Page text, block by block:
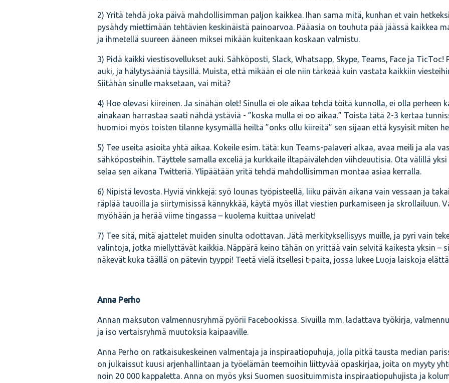
2) Yritä tehdä joka päivä mahdollisimman paljon kaikkea. Ihan sama mitä, kunhan et vain
pysähdy miettimään tehtävien keskinäistä painoarvoa. Pääasia on touhuta pää jäässä kaikkea
ja ihmetellä suureen ääneen miksei mikään kuitenkaan koskaan valmistu.
3) Pidä kaikki viestisovellukset auki. Sähköposti, Slack, Whatsapp, Skype, Teams, Face ja TicToc!
auki, ja hälytysääniä täysillä. Muista, että mikään ei ole niin tärkeää kuin vastata kaikkiin
Siitähän sinulle maksetaan, vai mitä?
4) Hoe olevasi kiireinen. Ja sinähän olet! Sinulla ei ole aikaa tehdä töitä kunnolla, ei olla perheen
ainakaan harrastaa saati nähdä ystäviä - ”koska mulla ei oo aikaa.” Toista tätä 2-3 kertaa
huomioi myös toisten tilanne kysymällä heiltä ”onks ollu kiireitä” sen sijaan että kysyisit miten
5) Tee useita asioita yhtä aikaa. Kokeile esim. tätä: kun Teams-palaveri alkaa, avaa meili ja ala
sähköposteihin. Täyttele samalla exceliä ja kurkkaile iltapäivälehden viihdeuutisia. Ota välillä yksi
selaa sen aikana Twitteriä. Ylipäätään yritä tehdä mahdollisimman montaa asiaa kerralla.
6) Nipistä levosta. Hyviä vinkkejä: syö lounas työpisteellä, liiku päivän aikana vain vessaan ja
räplää tauoilla ja siirtymisissä kännykkää, käytä myös illat viestien purkamiseen ja skrollailuun.
myöhään ja herää viime tingassa – kuolema kuittaa univelat!
7) Tee sitä, mitä ajattelet muiden sinulta odottavan. Jätä merkityksellisyys muille, ja pyri vain
valintoja, jotka miellyttävät kaikkia. Näppärä keino tähän on yrittää vain selvitä kaikesta yksin –
näkevät kuka täällä on pätevin tyyppi! Teetä vielä itsellesi t-paita, jossa lukee Luoja laiskoja
Anna Perho
Annan maksuton valmennusryhmä pyörii Facebookissa. Sivuilla mm. ladattava työkirja,
ja iso vertaisryhmä muutoksia kaipaaville.
Anna Perho on ratkaisukeskeinen valmentaja ja inspiraatiopuhuja, jolla pitkä tausta median
on julkaissut kuusi arjenhallintaan ja työelämän teemoihin liittyvää opaskirjaa, joita on myyty
noin 20 000 kappaletta. Anna on myös yksi Suomen suosituimmista inspiraatiopuhujista ja